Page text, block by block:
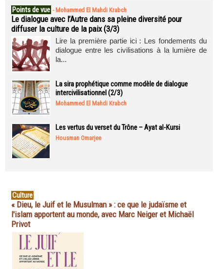
Points de vue - Mohammed El Mahdi Krabch
Le dialogue avec l’Autre dans sa pleine diversité pour
diffuser la culture de la paix (3/3)
Lire la première partie ici : Les fondements du
dialogue entre les civilisations à la lumière de
la...
La sira prophétique comme modèle de dialogue
intercivilisationnel (2/3)
Mohammed El Mahdi Krabch
Les vertus du verset du Trône – Ayat al-Kursi
Housman Omarjee
Culture
« Dieu, le Juif et le Musulman » : ce que le judaïsme et
l'islam apportent au monde, avec Marc Neiger et Michaël
Privot